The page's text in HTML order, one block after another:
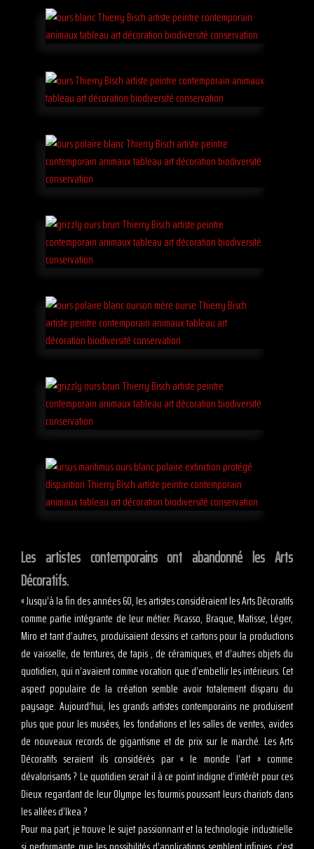
Les artistes contemporains ont abandonné les Arts
Décoratifs.
« Jusqu’à la fin des années 60, les artistes considéraient les Arts Décoratifs
comme partie intégrante de leur métier. Picasso, Braque, Matisse, Léger,
Miro et tant d’autres, produisaient dessins et cartons pour la productions
de vaisselle, de tentures, de tapis , de céramiques, et d’autres objets du
quotidien, qui n’avaient comme vocation que d’embellir les intérieurs. Cet
aspect populaire de la création semble avoir totalement disparu du
paysage. Aujourd’hui, les grands artistes contemporains ne produisent
plus que pour les musées, les fondations et les salles de ventes, avides
de nouveaux records de gigantisme et de prix sur le marché. Les Arts
Décoratifs seraient ils considérés par « le monde l’art » comme
dévalorisants ? Le quotidien serait il à ce point indigne d’intérêt pour ces
Dieux regardant de leur Olympe les fourmis poussant leurs chariots dans
les allées d’Ikea ?
Pour ma part, je trouve le sujet passionnant et la technologie industrielle